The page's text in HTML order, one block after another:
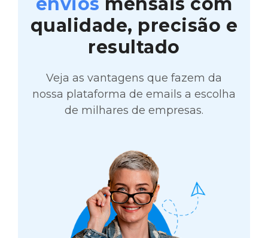
qualidade, precisão e
resultado
Veja as vantagens que fazem da
nossa plataforma de emails a escolha
de milhares de empresas.